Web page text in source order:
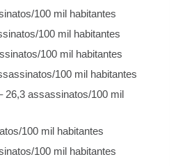
100 mil habitantes
100 mil habitantes
100 mil habitantes
100 mil habitantes
26,3 assassinatos/100 mil
100 mil habitantes
100 mil habitantes